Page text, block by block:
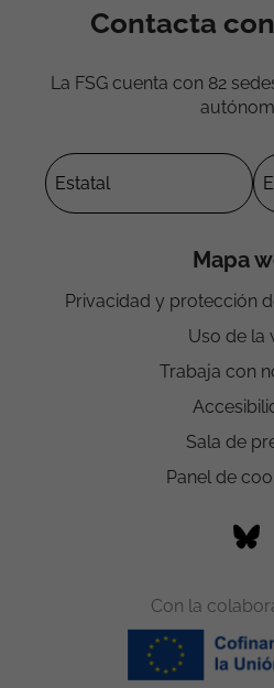
Contacta
La FSG cuenta con 82
Mapa
Privacidad y protección
Uso de la
Trabaja con
Sala de
Panel de
Con la